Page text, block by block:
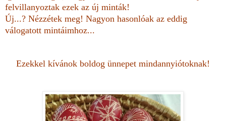
felvillanyoztak ezek az új minták!
Új...? Nézzétek meg! Nagyon hasonlóak az eddig
válogatott mintáimhoz...
Ezekkel kívánok boldog ünnepet mindannyiótoknak!